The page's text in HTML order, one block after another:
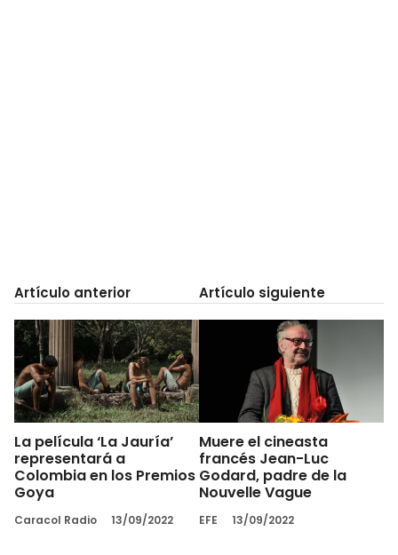
Artículo anterior
La película ‘La Jauría’
representará a
Colombia en los Premios
Goya
Caracol Radio 13/09/2022
Artículo siguiente
Muere el cineasta
francés Jean-Luc
Godard, padre de la
Nouvelle Vague
EFE 13/09/2022